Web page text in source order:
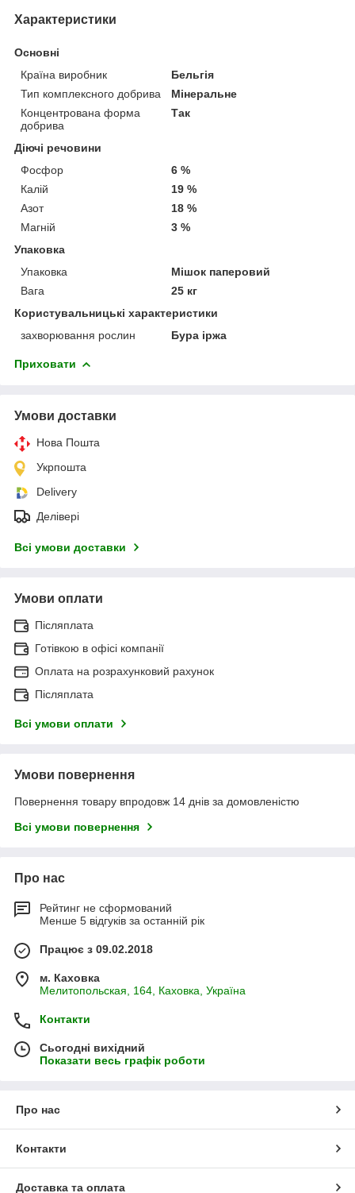
Характеристики
Основні
Країна виробник
Бельгія
Тип комплексного добрива
Мінеральне
Концентрована форма
добрива
Так
Діючі речовини
Фосфор
6 %
Калій
19 %
Азот
18 %
Магній
3 %
Упаковка
Упаковка
Мішок паперовий
Вага
25 кг
Користувальницькі характеристики
захворювання рослин
Бура іржа
Приховати
Умови доставки
Нова Пошта
Укрпошта
Delivery
Делівері
Всі умови доставки
Умови оплати
Післяплата
Готівкою в офісі компанії
Оплата на розрахунковий рахунок
Післяплата
Всі умови оплати
Умови повернення
Повернення товару впродовж 14 днів за домовленістю
Всі умови повернення
Про нас
Рейтинг не сформований
Менше 5 відгуків за останній рік
Працює з 09.02.2018
м. Каховка
Мелитопольская, 164, Каховка, Україна
Контакти
Сьогодні вихідний
Показати весь графік роботи
Про нас
Контакти
Доставка та оплата